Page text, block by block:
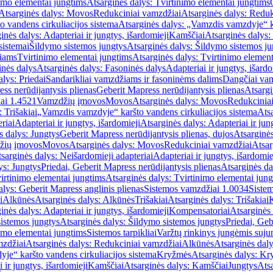
elementai jungtimsAtsarginės dalys: Tvirtinimo elementai jungtims
dalys: MovosRedukciniai vamzdžiaiAtsarginės dalys:
vandens cirkuliacijos sistemaAtsarginės dalys: „Vamzdis vamzdyje“
dalys: Adapteriai ir jungtys, išardomiejiKamščiaiAtsarginės
Šildymo sistemos jungtysAtsarginės dalys: Šildymo sistemos
Tvirtinimo elementai jungtimsAtsarginės dalys: Tvirtinimo
dalysAtsarginės dalys: Fasoninės dalysAdapteriai ir jungtys,
PriedaiSandarikliai vamzdžiams ir fasoninėms dalimsDangčiai
nerūdijantysis plienasGeberit Mapress nerūdijantysis plienas
1.4521Vamzdžių įmovosMovosAtsarginės dalys: Movos
Trišakiai„Vamzdis vamzdyje“ karšto vandens cirkuliacijos sistema
Adapteriai ir jungtys, išardomiejiAtsarginės dalys: Adapteriai ir
dalys: JungtysGeberit Mapress nerūdijantysis plienas, dujos
įmovosMovosAtsarginės dalys: MovosRedukciniai vamzdžiai
dalys: Neišardomieji adapteriaiAdapteriai ir jungtys,
JungtysPriedai, Geberit Mapress nerūdijantysis plienasAtsarginės
elementai jungtimsAtsarginės dalys: Tvirtinimo elementai
Geberit Mapress anglinis plienasSistemos vamzdžiai 1.0034
AlkūnėsAtsarginės dalys: AlkūnėsTrišakiaiAtsarginės dalys: Trišakiai
dalys: Adapteriai ir jungtys, išardomiejiKompensatoriai
jungtysAtsarginės dalys: Šildymo sistemos jungtysPriedai,
elementai jungtimsSistemos tarpikliaiVaržtų rinkinys jungėmis
Atsarginės dalys: Redukciniai vamzdžiaiAlkūnėsAtsarginės
karšto vandens cirkuliacijos sistemaKryžmėsAtsarginės dalys:
ir jungtys, išardomiejiKamščiaiAtsarginės dalys: KamščiaiJungtys